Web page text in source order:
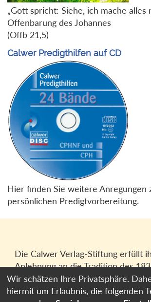
„Gott spricht: Siehe, ich mache alles
Offenbarung des Johannes
(Offb 21,5)
Calwer Predigthilfen auf CD
Hier finden Sie weitere Anregungen
persönlichen Predigtvorbereitung.
Die Calwer Verlag-Stiftung erfüllt
Anlehnung an die Tradition des
gegründeten Calwer
heutigen Calwer Verlag Bücher
Wir schätzen Ihre Privatsphäre.
hiermit um Erlaubnis, die folgenden